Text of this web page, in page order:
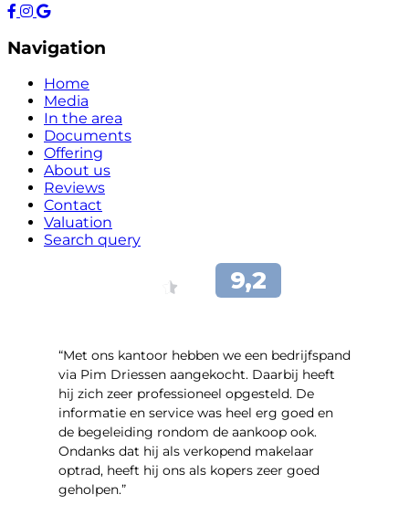
Navigation
Home
Media
In the area
Documents
Offering
About us
Reviews
Contact
Valuation
Search query
“Met ons kantoor hebben we een bedrijfspand
via Pim Driessen aangekocht. Daarbij heeft
hij zich zeer professioneel opgesteld. De
informatie en service was heel erg goed en
de begeleiding rondom de aankoop ook.
Ondanks dat hij als verkopend makelaar
optrad, heeft hij ons als kopers zeer goed
geholpen.”